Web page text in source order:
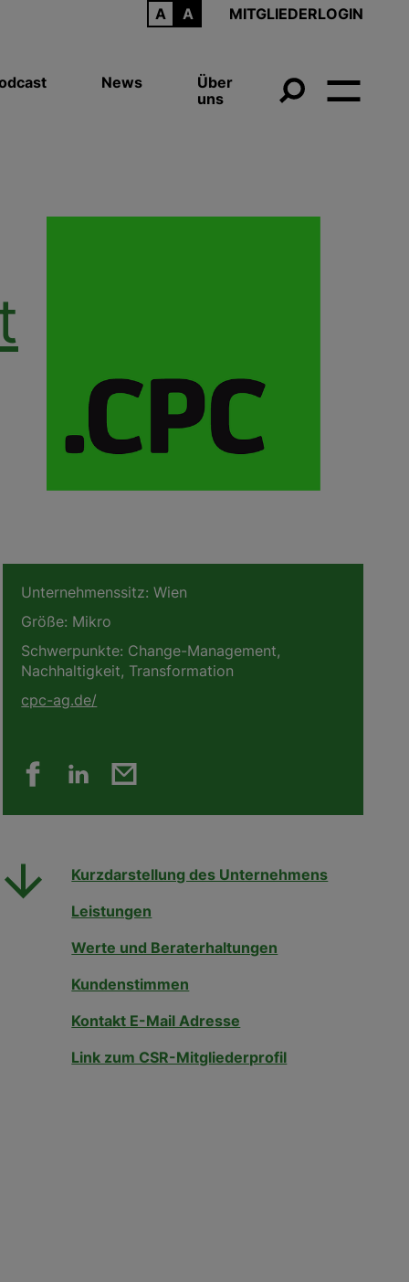
MITGLIEDERLOGIN
News
Über
uns
Unternehmenssitz: Wien
Größe: Mikro
Schwerpunkte: Change-Management,
Nachhaltigkeit, Transformation
cpc-ag.de/
Kurzdarstellung des Unternehmens
Leistungen
Werte und Beraterhaltungen
Kundenstimmen
Kontakt E-Mail Adresse
Link zum CSR-Mitgliederprofil